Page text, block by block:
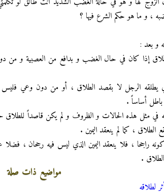
، و ما هو حكم الشرع فيها ؟
و بعد :
إذا كان في حال الغضب و بدافع من العصبية و من
يطلقه الرجل لا بقصد الطلاق ، أو من دون وعي
أساساً .
مثل هذه الحالات و الظروف و لم يكن قاصداً للطلاق
، كما لم ينعقد اليمين .
راجحا ، فلا ينعقد اليمين الذي ليس فيه رجحان ،
.
مواضيع ذات صلة
لطلاقه